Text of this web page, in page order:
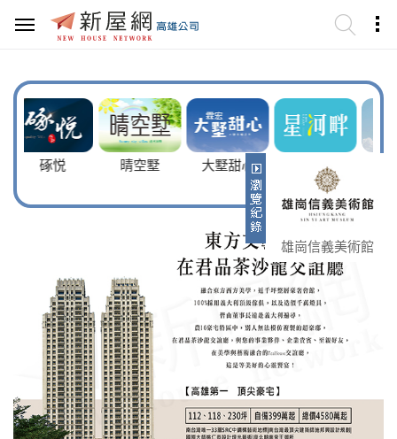
雄崗信義美術館
晴空墅 大墅甜心 星河畔
中洲向山學透
天